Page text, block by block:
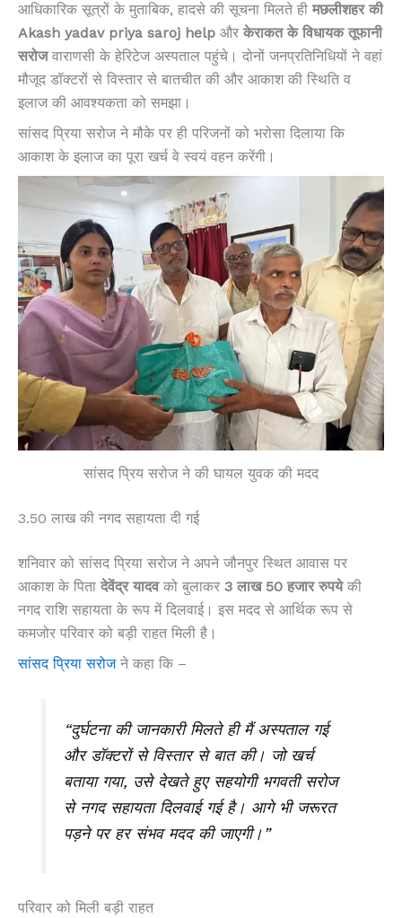
आधिकारिक सूत्रों के मुताबिक, हादसे की सूचना मिलते ही मछलीशहर की
Akash yadav priya saroj help और केराकत के विधायक तूफानी
सरोजवाराणसी के हेरिटेज अस्पताल पहुंचे। दोनों जनप्रतिनिधियों ने वहां
मौजूद डॉक्टरों से विस्तार से बातचीत की और आकाश की स्थिति व
इलाज की आवश्यकता को समझा।
सांसद प्रिया सरोज ने मौके पर ही परिजनों को भरोसा दिलाया कि
आकाश के इलाज का पूरा खर्च वे स्वयं वहन करेंगी।
सांसद प्रिय सरोज ने की घायल युवक की मदद
3.50 लाख की नगद सहायता दी गई
शनिवार को सांसद प्रिया सरोज ने अपने जौनपुर स्थित आवास पर
आकाश के पिता देवेंद्र यादवको बुलाकर 3 लाख 50 हजार रुपयेकी
नगद राशि सहायता के रूप में दिलवाई। इस मदद से आर्थिक रूप से
कमजोर परिवार को बड़ी राहत मिली है।
सांसद प्रिया सरोजने कहा कि –
“दुर्घटना की जानकारी मिलते ही मैं अस्पताल गई
और डॉक्टरों से विस्तार से बात की। जो खर्च
बताया गया, उसे देखते हुए सहयोगी भगवती सरोज
से नगद सहायता दिलवाई गई है। आगे भी जरूरत
पड़ने पर हर संभव मदद की जाएगी।”
परिवार को मिली बड़ी राहत